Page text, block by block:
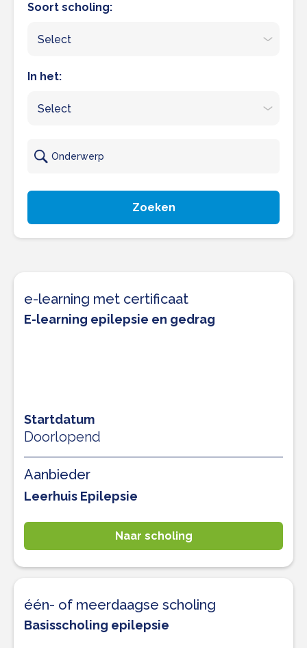
Soort scholing:
Select
In het:
Select
e-learning met certificaat
E-learning epilepsie en gedrag
Startdatum
Doorlopend
Aanbieder
Leerhuis Epilepsie
Naar scholing
één- of meerdaagse scholing
Basisscholing epilepsie